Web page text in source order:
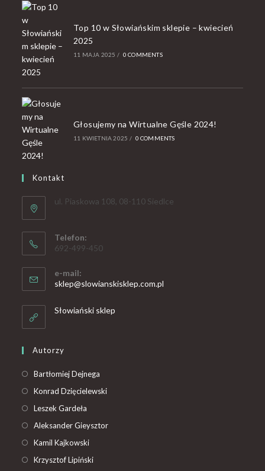
Top 10 w Słowiańskim sklepie – kwiecień
2025
11 MAJA 2025 / 0 COMMENTS
Głosujemy na Wirtualne Gęśle 2024!
11 KWIETNIA 2025 / 0 COMMENTS
Kontakt
ul. Piaskowa 108, 08-110 Siedlce
Telefon:
692-499-450
e-mail:
sklep@slowianskisklep.com.pl
Słowiański sklep
Autorzy
Bartłomiej Dejnega
Konrad Dzięcielewski
Leszek Gardeła
Aleksander Gieysztor
Kamil Kajkowski
Krzysztof Lipiński